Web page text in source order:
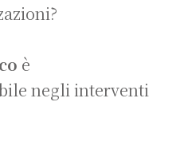
è
negli interventi